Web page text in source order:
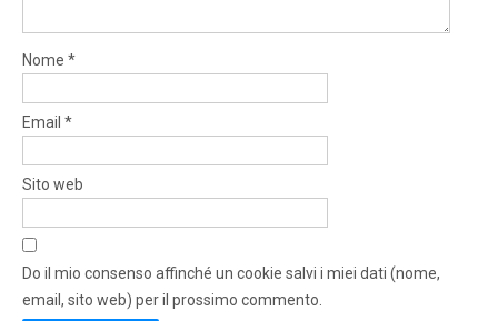
Nome *
Email *
Sito web
Do il mio consenso affinché un cookie salvi i miei dati (nome,
email, sito web) per il prossimo commento.